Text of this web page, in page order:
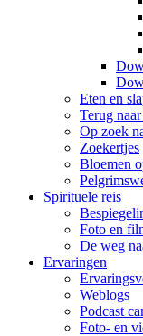
Eten en
Terug
Op zoek
Zoekertjes
Bloemen
Spirituele reis
Foto en
De weg
Ervaringen
Weblogs
Podcast
Foto- en